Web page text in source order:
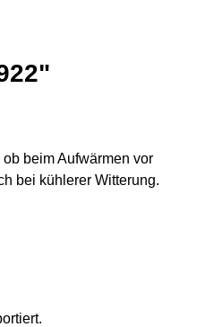
ob beim Aufwärmen vor
bei kühlerer Witterung.